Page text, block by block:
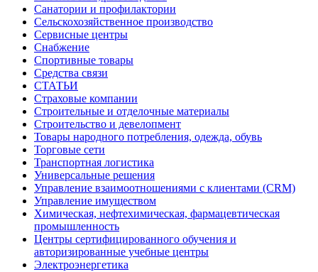
Санатории и профилактории
Сельскохозяйственное производство
Сервисные центры
Снабжение
Спортивные товары
Средства связи
СТАТЬИ
Страховые компании
Строительные и отделочные материалы
Строительство и девелопмент
Товары народного потребления, одежда, обувь
Торговые сети
Транспортная логистика
Универсальные решения
Управление взаимоотношениями с клиентами (CRM)
Управление имуществом
Химическая, нефтехимическая, фармацевтическая
промышленность
Центры сертифицированного обучения и
авторизированные учебные центры
Электроэнергетика